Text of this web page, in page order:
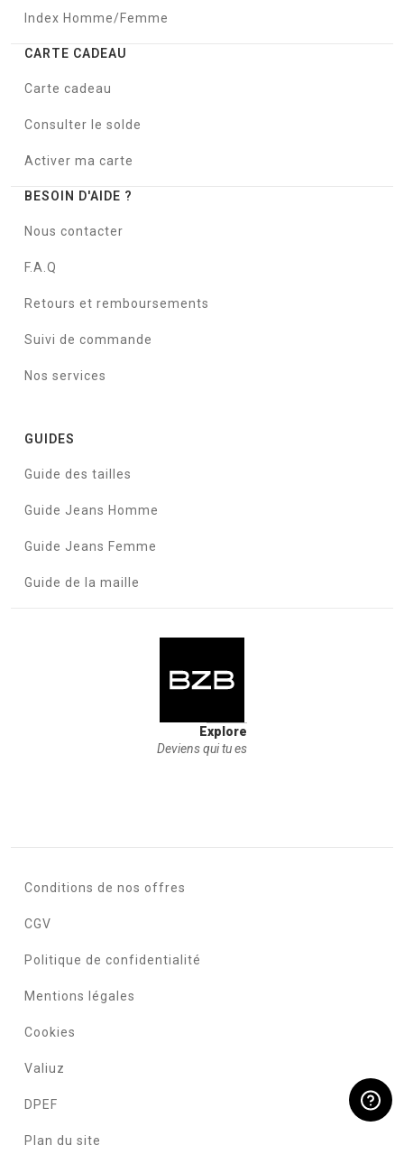
Index Homme/Femme
CARTE CADEAU
Carte cadeau
Consulter le solde
Activer ma carte
BESOIN D'AIDE ?
Nous contacter
F.A.Q
Retours et remboursements
Suivi de commande
Nos services
GUIDES
Guide des tailles
Guide Jeans Homme
Guide Jeans Femme
Guide de la maille
Explore
Deviens qui tu es
Conditions de nos offres
CGV
Politique de confidentialité
Mentions légales
Cookies
Valiuz
DPEF
Plan du site